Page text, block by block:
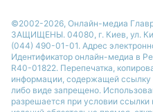
©2002-2026, Онлайн-медиа
ЗАЩИЩЕНЫ. 04080, г. Киев, ул.
(044) 490-01-01. Адрес
Идентификатор онлайн-медиа в
R40-01822. Перепечатка,
информации, содержащей
либо виде запрещено.
разрешается при условии ссылки